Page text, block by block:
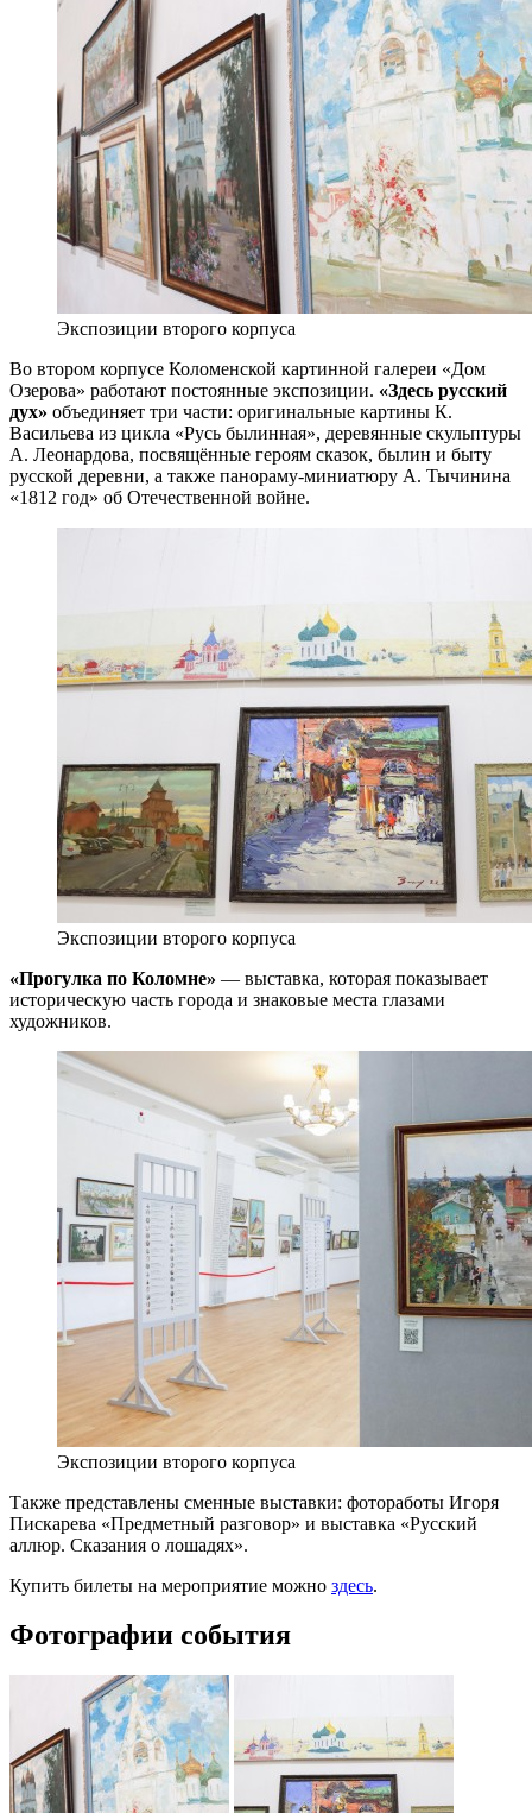
Экспозиции второго корпуса
Во втором корпусе Коломенской картинной галереи «Дом
Озерова» работают постоянные экспозиции. «Здесь русский
дух» объединяет три части: оригинальные картины К.
Васильева из цикла «Русь былинная», деревянные скульптуры
А. Леонардова, посвящённые героям сказок, былин и быту
русской деревни, а также панораму-миниатюру А. Тычинина
«1812 год» об Отечественной войне.
Экспозиции второго корпуса
«Прогулка по Коломне» — выставка, которая показывает
историческую часть города и знаковые места глазами
художников.
Экспозиции второго корпуса
Также представлены сменные выставки: фотоработы Игоря
Пискарева «Предметный разговор» и выставка «Русский
аллюр. Сказания о лошадях».
Купить билеты на мероприятие можно здесь.
Фотографии события